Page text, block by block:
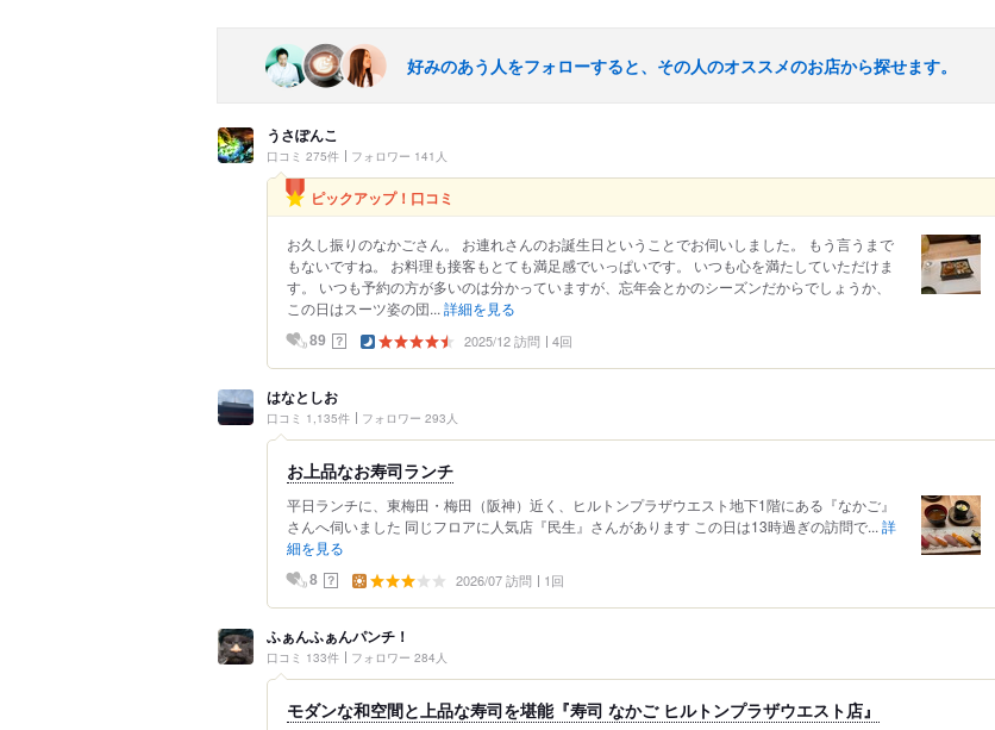
好みのあう人をフォローすると、その人のオススメのお店から探せます。
うさぽんこ
口コミ 275件 フォロワー 141人
ピックアップ！口コミ
お久し振りのなかごさん。 お連れさんのお誕生日ということでお伺いしました。 もう言うまで
もないですね。 お料理も接客もとても満足感でいっぱいです。 いつも心を満たしていただけま
す。 いつも予約の方が多いのは分かっていますが、忘年会とかのシーズンだからでしょうか、
この日はスーツ姿の団... 詳細を見る
89 ？ 2025/12 訪問 4回
はなとしお
口コミ 1,135件 フォロワー 293人
お上品なお寿司ランチ
平日ランチに、東梅田・梅田（阪神）近く、ヒルトンプラザウエスト地下1階にある『なかご』
さんへ伺いました 同じフロアに人気店『民生』さんがあります この日は13時過ぎの訪問で... 詳
細を見る
8 ？ 2026/07 訪問 1回
ふぁんふぁんパンチ！
口コミ 133件 フォロワー 284人
モダンな和空間と上品な寿司を堪能『寿司 なかご ヒルトンプラザウエスト店』